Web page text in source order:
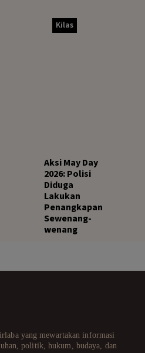
Kilas
Aksi May Day
2026: Polisi
Diduga
Lakukan
Penangkapan
Sewenang-
wenang
yang mewartakan informasi
politik, hukum, budaya, dan